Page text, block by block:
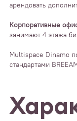
арендовать
Корпоративные
занимают 4 этажа
Multispace Dinamo
стандартами